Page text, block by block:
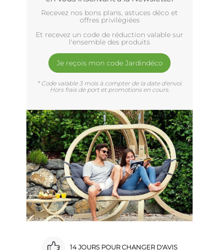
Recevez nos bons plans, astuces déco et
offres privilègiées
Et recevez un code de réduction valable sur
l'ensemble des produits
Je reçois mon code Jardindéco
* Code valable 3 mois à compter de la date d'envoi.
Hors frais de port et promotions en cours.
14 JOURS POUR CHANGER D'AVIS